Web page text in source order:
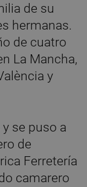
de su
hermanas.
de cuatro
La Mancha,
y
se puso a
de
Ferretería
camarero